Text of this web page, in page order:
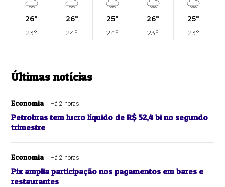
26°
23°
26°
24°
25°
24°
26°
23°
25°
23°
Últimas notícias
Economia Há 2 horas
Petrobras tem lucro líquido de R$ 52,4 bi no segundo
trimestre
Economia Há 2 horas
Pix amplia participação nos pagamentos em bares e
restaurantes